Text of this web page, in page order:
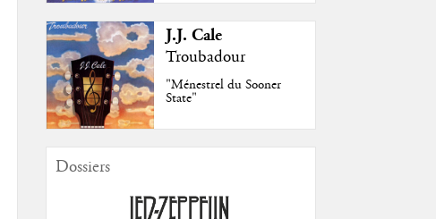
J.J. Cale
Troubadour
"Ménestrel du Sooner
State"
Dossiers